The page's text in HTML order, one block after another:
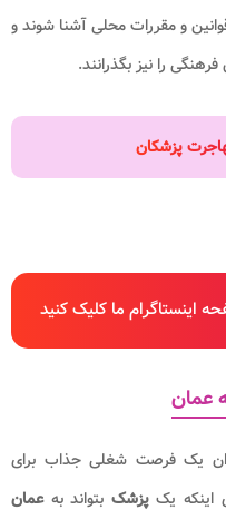
و مقررات محلی آشنا شوند و
را نیز بگذرانند.
پزشکان
اینستاگرام ما کلیک کنید
عمان
یک فرصت شغلی جذاب برای
اینکه یکپزشک بتواند بهعمان